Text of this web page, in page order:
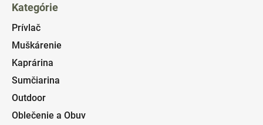
Kategórie
Prívlač
Muškárenie
Kaprárina
Sumčiarina
Outdoor
Oblečenie a Obuv